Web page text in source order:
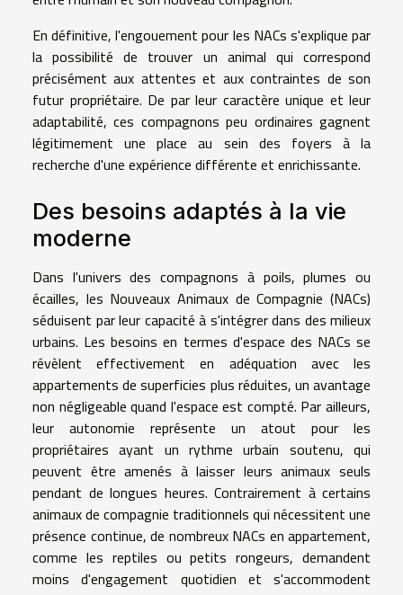
En définitive, l'engouement pour les NACs s'explique par
la possibilité de trouver un animal qui correspond
précisément aux attentes et aux contraintes de son
futur propriétaire. De par leur caractère unique et leur
adaptabilité, ces compagnons peu ordinaires gagnent
légitimement une place au sein des foyers à la
recherche d'une expérience différente et enrichissante.
Des besoins adaptés à la vie
moderne
Dans l'univers des compagnons à poils, plumes ou
écailles, les Nouveaux Animaux de Compagnie (NACs)
séduisent par leur capacité à s'intégrer dans des milieux
urbains. Les besoins en termes d'espace des NACs se
révèlent effectivement en adéquation avec les
appartements de superficies plus réduites, un avantage
non négligeable quand l'espace est compté. Par ailleurs,
leur autonomie représente un atout pour les
propriétaires ayant un rythme urbain soutenu, qui
peuvent être amenés à laisser leurs animaux seuls
pendant de longues heures. Contrairement à certains
animaux de compagnie traditionnels qui nécessitent une
présence continue, de nombreux NACs en appartement,
comme les reptiles ou petits rongeurs, demandent
moins d'engagement quotidien et s'accommodent